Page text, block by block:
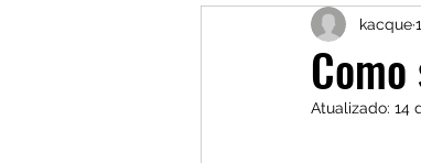
Marlene
Cineclube
kacque
Atualizado: 14